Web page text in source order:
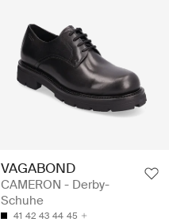
VAGABOND
CAMERON - Derby-
Schuhe
41 42 43 44 45